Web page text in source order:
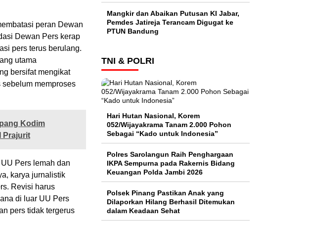
peran Dewan
Dewan Pers kerap
pers terus berulang.
utama
bersifat mengikat
memproses
Kodim
Prajurit
Pers lemah dan
karya jurnalistik
Revisi harus
di luar UU Pers
pers tidak tergerus
Mangkir dan Abaikan Putusan KI Jabar,
Pemdes Jatireja Terancam Digugat ke
PTUN Bandung
TNI & POLRI
Hari Hutan Nasional, Korem
052/Wijayakrama Tanam 2.000 Pohon
Sebagai “Kado untuk Indonesia”
Polres Sarolangun Raih Penghargaan
IKPA Sempurna pada Rakernis Bidang
Keuangan Polda Jambi 2026
Polsek Pinang Pastikan Anak yang
Dilaporkan Hilang Berhasil Ditemukan
dalam Keadaan Sehat